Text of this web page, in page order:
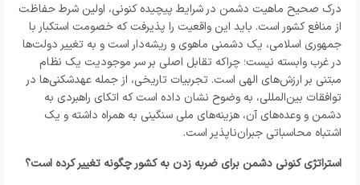
درک صحیح ماهیت دشمن در شرایط پیچیده کنونی، اولین شرط حفاظت
از منافع کشور است. باید این واقعیت را پذیرفت که خصومت استکبار با
جمهوری اسلامی، یک دشمنی ماهوی و ریشه‌دار است و به تغییر دولت‌ها
در غرب وابسته نیست؛ چراکه تقابل اصلی بر سر موجودیت یک نظام
مبتنی بر ارزش‌های الهی است. تجربیات تاریخی، از جمله عهدشکنی‌ها در
توافقات بین‌المللی، به وضوح نشان داده است که اتکای راهبردی به
دشمن و وعده‌های آن، هزینه‌های ملی سنگینی به همراه داشته و یک
اشتباه محاسباتی جبران‌ناپذیر است.
استراتژی کنونی دشمن برای ضربه زدن به کشور چگونه تغییر کرده است؟